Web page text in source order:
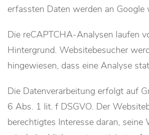
erfassten Daten werden an Google
Die reCAPTCHA-Analysen laufen
Hintergrund. Websitebesucher
hingewiesen, dass eine Analyse
Die Datenverarbeitung erfolgt auf
6 Abs. 1 lit. f DSGVO. Der
berechtigtes Interesse daran, seine